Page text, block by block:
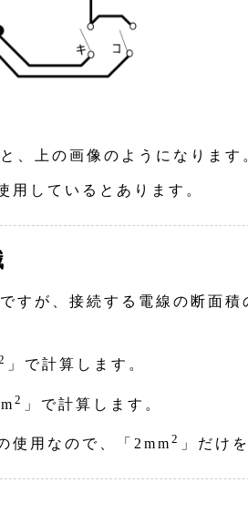
上の画像のようになります
しているとあります。
が、接続する電線の断面積
」で計算します。
2 」で計算します。
用なので、「2mm2 」だけ